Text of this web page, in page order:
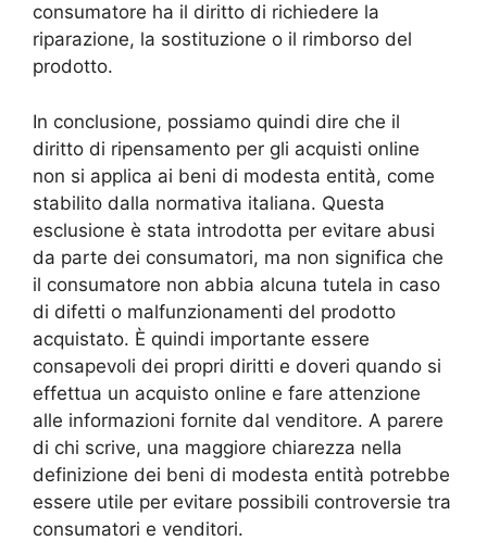
consumatore ha il diritto di richiedere la
riparazione, la sostituzione o il rimborso del
prodotto.
In conclusione, possiamo quindi dire che il
diritto di ripensamento per gli acquisti online
non si applica ai beni di modesta entità, come
stabilito dalla normativa italiana. Questa
esclusione è stata introdotta per evitare abusi
da parte dei consumatori, ma non significa che
il consumatore non abbia alcuna tutela in caso
di difetti o malfunzionamenti del prodotto
acquistato. È quindi importante essere
consapevoli dei propri diritti e doveri quando si
effettua un acquisto online e fare attenzione
alle informazioni fornite dal venditore. A parere
di chi scrive, una maggiore chiarezza nella
definizione dei beni di modesta entità potrebbe
essere utile per evitare possibili controversie tra
consumatori e venditori.